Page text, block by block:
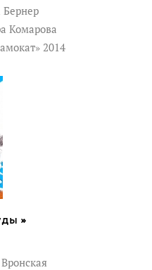
Бернер
Комарова
2014
»